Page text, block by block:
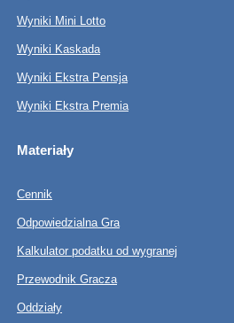
Wyniki Mini Lotto
Wyniki Kaskada
Wyniki Ekstra Pensja
Wyniki Ekstra Premia
Materiały
Cennik
Odpowiedzialna Gra
Kalkulator podatku od wygranej
Przewodnik Gracza
Oddziały